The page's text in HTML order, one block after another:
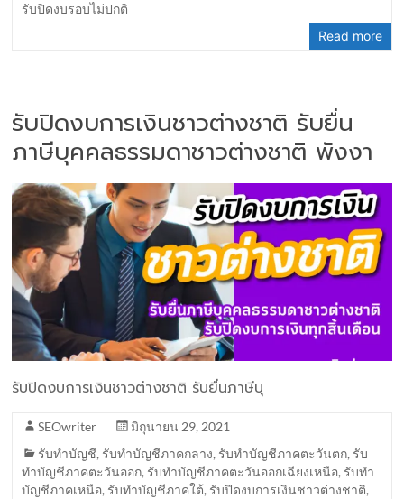
รับปิดงบรอบไม่ปกติ
Read more
รับปิดงบการเงินชาวต่างชาติ รับยื่น
ภาษีบุคคลธรรมดาชาวต่างชาติ พังงา
รับปิดงบการเงินชาวต่างชาติ รับยื่นภาษีบุ
SEOwriter
มิถุนายน 29, 2021
รับทำบัญชี, รับทำบัญชีภาคกลาง, รับทำบัญชีภาคตะวันตก, รับ
ทำบัญชีภาคตะวันออก, รับทำบัญชีภาคตะวันออกเฉียงเหนือ, รับทำ
บัญชีภาคเหนือ, รับทำบัญชีภาคใต้, รับปิดงบการเงินชาวต่างชาติ,